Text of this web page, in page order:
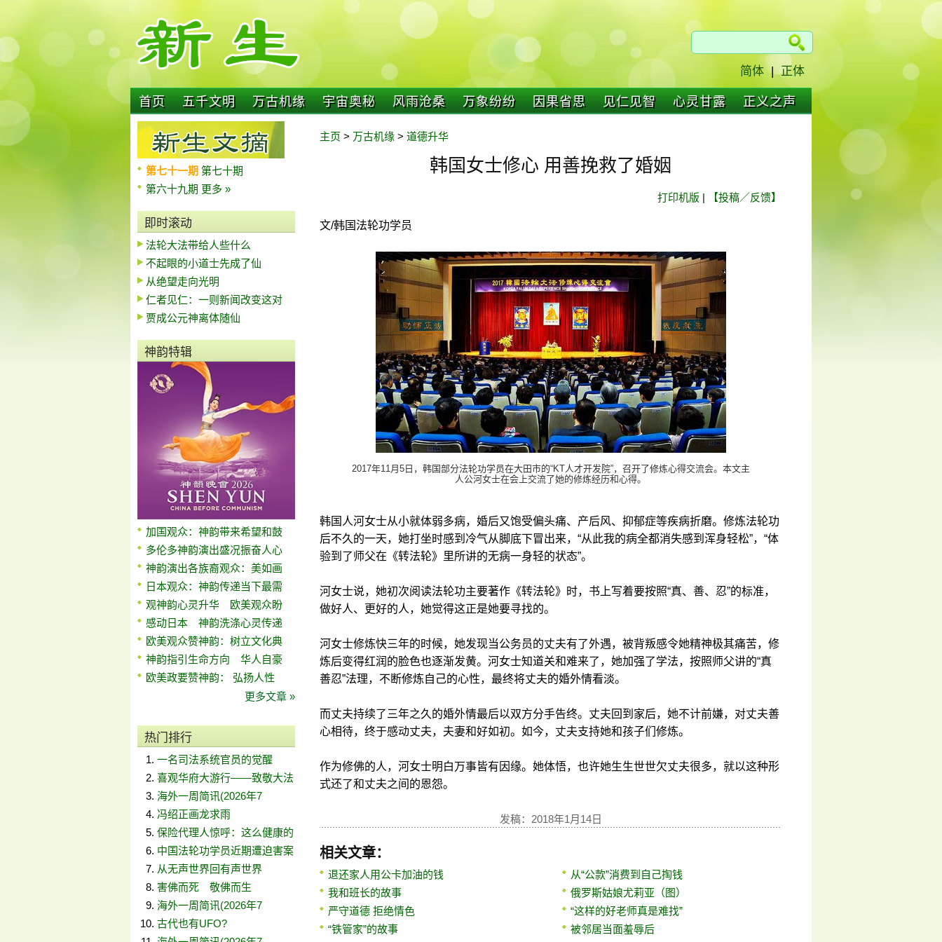
简体 | 正体
首页 五千文明 万古机缘 宇宙奥秘 风雨沧桑 万象纷纷 因果省思 见仁见智 心灵甘露 正义之声
第七十一期 第七十期
第六十九期 更多 »
即时滚动
法轮大法带给人些什么
不起眼的小道士先成了仙
从绝望走向光明
仁者见仁：一则新闻改变这对
贾成公元神离体随仙
神韵特辑
加国观众：神韵带来希望和鼓
多伦多神韵演出盛况振奋人心
神韵演出各族裔观众：美如画
日本观众：神韵传递当下最需
观神韵心灵升华 欧美观众盼
感动日本 神韵洗涤心灵传递
欧美观众赞神韵：树立文化典
神韵指引生命方向 华人自豪
欧美政要赞神韵： 弘扬人性
更多文章 »
热门排行
一名司法系统官员的觉醒
喜观华府大游行——致敬大法
海外一周简讯(2026年7
冯绍正画龙求雨
保险代理人惊呼：这么健康的
中国法轮功学员近期遭迫害案
从无声世界回有声世界
害佛而死 敬佛而生
海外一周简讯(2026年7
古代也有UFO?
主页 > 万古机缘 > 道德升华
韩国女士修心 用善挽救了婚姻
打印机版 | 【投稿／反馈】
文/韩国法轮功学员
2017年11月5日，韩国部分法轮功学员在大田市的“KT人才开发院”，召开了修炼心得交流会。本文主
人公河女士在会上交流了她的修炼经历和心得。
韩国人河女士从小就体弱多病，婚后又饱受偏头痛、产后风、抑郁症等疾病折磨。修炼法轮功
后不久的一天，她打坐时感到冷气从脚底下冒出来，“从此我的病全都消失感到浑身轻松”，“体
验到了师父在《转法轮》里所讲的无病一身轻的状态”。
河女士说，她初次阅读法轮功主要著作《转法轮》时，书上写着要按照“真、善、忍”的标准，
做好人、更好的人，她觉得这正是她要寻找的。
河女士修炼快三年的时候，她发现当公务员的丈夫有了外遇，被背叛感令她精神极其痛苦，修
炼后变得红润的脸色也逐渐发黄。河女士知道关和难来了，她加强了学法，按照师父讲的“真
善忍”法理，不断修炼自己的心性，最终将丈夫的婚外情看淡。
而丈夫持续了三年之久的婚外情最后以双方分手告终。丈夫回到家后，她不计前嫌，对丈夫善
心相待，终于感动丈夫，夫妻和好如初。如今，丈夫支持她和孩子们修炼。
作为修佛的人，河女士明白万事皆有因缘。她体悟，也许她生生世世欠丈夫很多，就以这种形
式还了和丈夫之间的恩怨。
发稿：2018年1月14日
相关文章：
退还家人用公卡加油的钱
我和班长的故事
严守道德 拒绝情色
“铁管家”的故事
从“公款”消费到自己掏钱
俄罗斯姑娘尤莉亚（图）
“这样的好老师真是难找”
被邻居当面羞辱后